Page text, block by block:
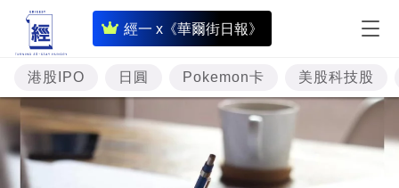
經一 x《華爾街日報》
即
時
財
經
專
港股IPO 日圓 Pokemon卡 美股科技股